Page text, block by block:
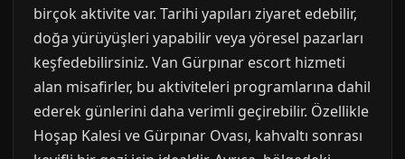
birçok aktivite var. Tarihi yapıları ziyaret edebilir,
doğa yürüyüşleri yapabilir veya yöresel pazarları
keşfedebilirsiniz. Van Gürpınar escort hizmeti
alan misafirler, bu aktiviteleri programlarına dahil
ederek günlerini daha verimli geçirebilir. Özellikle
Hoşap Kalesi ve Gürpınar Ovası, kahvaltı sonrası